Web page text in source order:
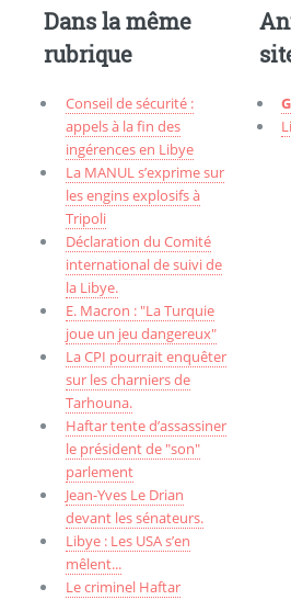
Dans la même
rubrique
Conseil de sécurité :
appels à la fin des
ingérences en Libye
La MANUL s’exprime sur
les engins explosifs à
Tripoli
Déclaration du Comité
international de suivi de
la Libye.
E. Macron : "La Turquie
joue un jeu dangereux"
La CPI pourrait enquêter
sur les charniers de
Tarhouna.
Haftar tente d’assassiner
le président de "son"
parlement
Jean-Yves Le Drian
devant les sénateurs.
Libye : Les USA s’en
mêlent...
Le criminel Haftar